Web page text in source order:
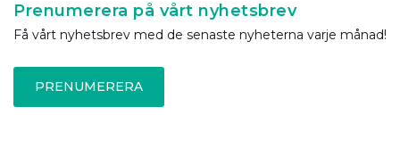
Prenumerera på vårt nyhetsbrev
Få vårt nyhetsbrev med de senaste nyheterna varje månad!
PRENUMERERA